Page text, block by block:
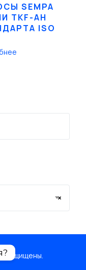
SEMPA
TKF-AH
ISO
×
защищены.